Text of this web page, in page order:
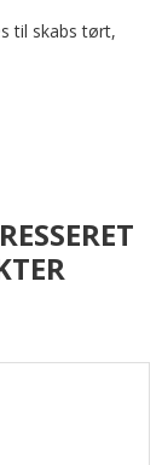
til skabs tørt,